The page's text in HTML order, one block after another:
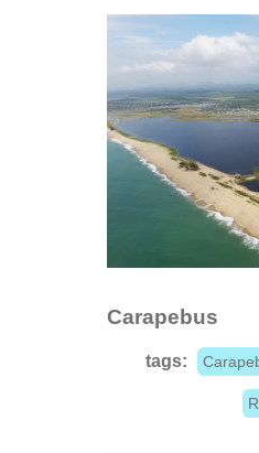
Carapebus
tags: